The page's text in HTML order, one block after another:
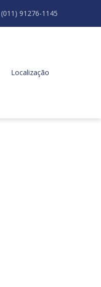
(011) 91276-1145
Localização